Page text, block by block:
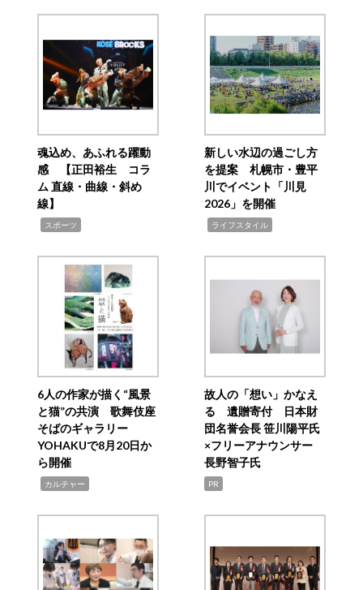
魂込め、あふれる躍動
感 【正田裕生 コラ
ム 直線・曲線・斜め
線】
スポーツ
新しい水辺の過ごし方
を提案 札幌市・豊平
川でイベント「川見
2026」を開催
ライフスタイル
6人の作家が描く“風景
と猫”の共演 歌舞伎座
そばのギャラリー
YOHAKUで8月20日か
ら開催
カルチャー
故人の「想い」かなえ
る 遺贈寄付 日本財
団名誉会長 笹川陽平氏
×フリーアナウンサー
長野智子氏
PR